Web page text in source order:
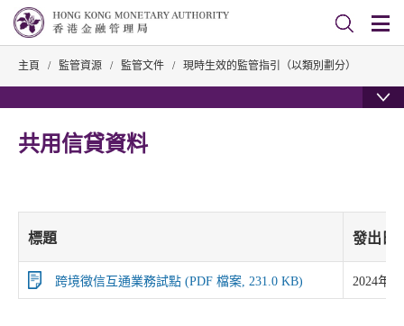
主頁 / 監管資源 / 監管文件 / 現時生效的監管指引（以類別劃分）
共用信貸資料
標題 發出日
跨境徵信互通業務試點 (PDF 檔案, 231.0 KB) 2024年